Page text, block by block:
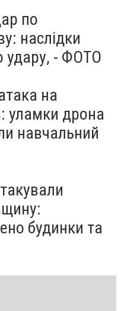
по
наслідки
удару, - ФОТО
на
уламки дрона
навчальний
будинки та